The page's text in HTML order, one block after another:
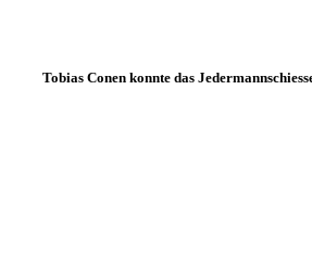
Tobias Conen konnte das